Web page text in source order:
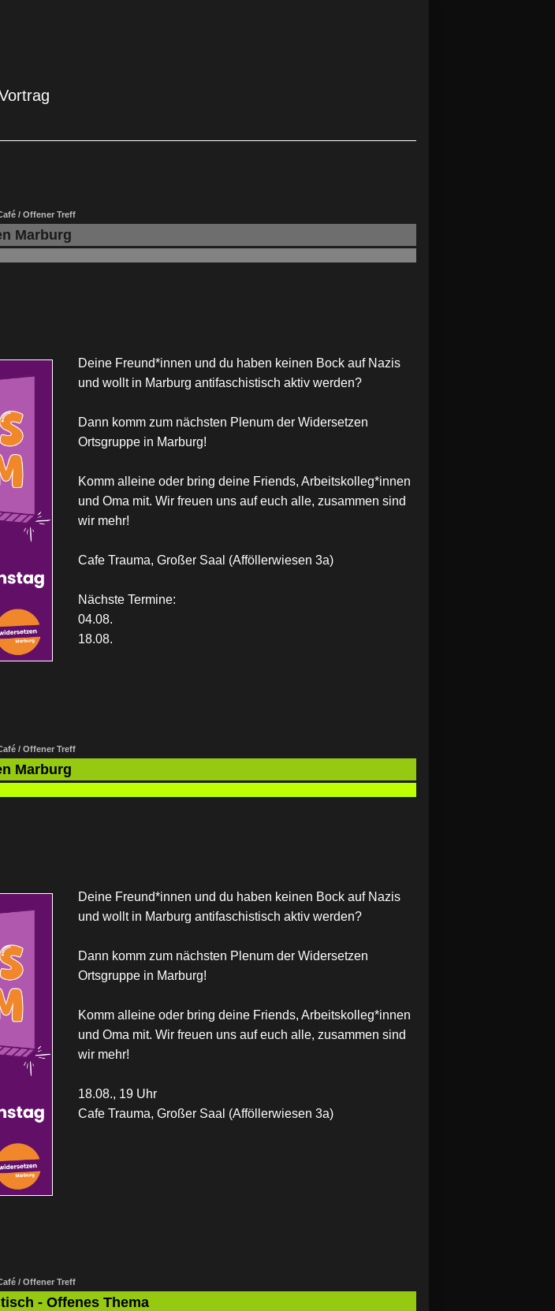
/ Offener Treff
Marburg
Deine Freund*innen und du haben keinen Bock auf Nazis
und wollt in Marburg antifaschistisch aktiv werden?
Dann komm zum nächsten Plenum der Widersetzen
Ortsgruppe in Marburg!
Komm alleine oder bring deine Friends, Arbeitskolleg*innen
und Oma mit. Wir freuen uns auf euch alle, zusammen sind
wir mehr!
Cafe Trauma, Großer Saal (Afföllerwiesen 3a)
Nächste Termine:
04.08.
18.08.
/ Offener Treff
Marburg
Deine Freund*innen und du haben keinen Bock auf Nazis
und wollt in Marburg antifaschistisch aktiv werden?
Dann komm zum nächsten Plenum der Widersetzen
Ortsgruppe in Marburg!
Komm alleine oder bring deine Friends, Arbeitskolleg*innen
und Oma mit. Wir freuen uns auf euch alle, zusammen sind
wir mehr!
18.08., 19 Uhr
Cafe Trauma, Großer Saal (Afföllerwiesen 3a)
/ Offener Treff
- Offenes Thema